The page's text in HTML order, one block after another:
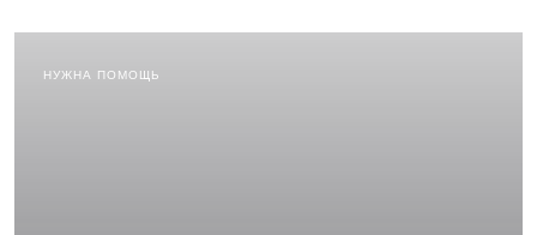
НУЖНА ПОМОЩЬ